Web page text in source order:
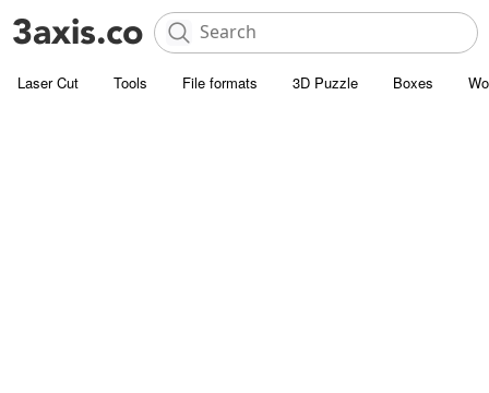
Laser Cut Tools File formats 3D Puzzle Boxes